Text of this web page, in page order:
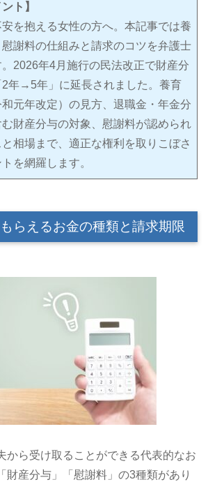
ト】
を抱える女性の方へ。本記事では養
謝料の仕組みと請求のコツを弁護士
2026年4月施行の民法改正で財産分
年→5年」に延長されました。養育
元年改定）の見方、退職金・年金分
財産分与の対象、慰謝料が認められ
相場まで、適正な権利を取りこぼさ
を網羅します。
らえるお金の種類と請求期限
から受け取ることができる代表的なお
財産分与」「慰謝料」の3種類があり